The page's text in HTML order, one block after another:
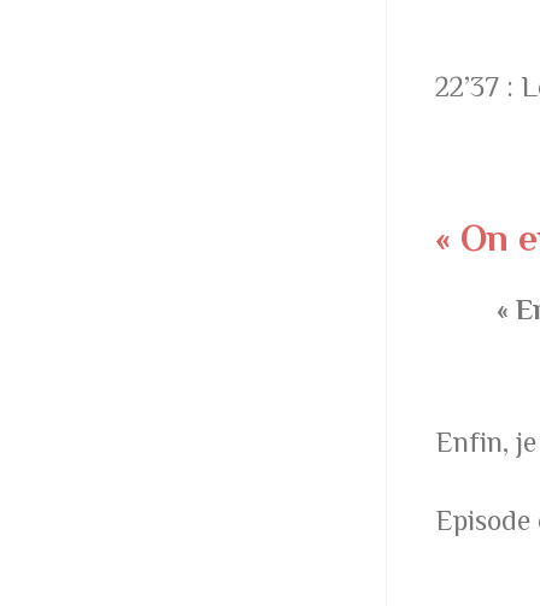
22’37 :
« On
«
Enfin,